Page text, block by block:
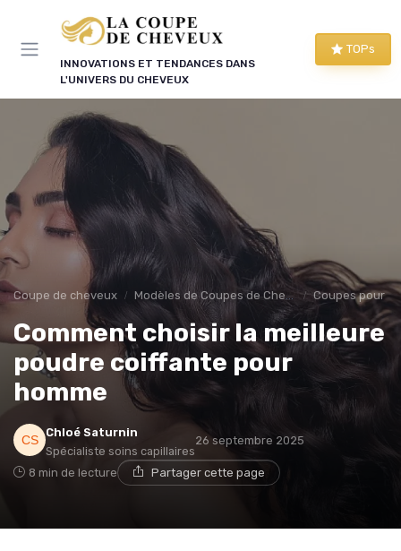
INNOVATIONS ET TENDANCES DANS
L'UNIVERS DU CHEVEUX
TOPs
Coupe de cheveux Modèles de Coupes de Cheveux Coupes pour
Comment choisir la meilleure
poudre coiffante pour
homme
Chloé Saturnin
Spécialiste soins capillaires
26 septembre 2025
8 min de lecture Partager cette page